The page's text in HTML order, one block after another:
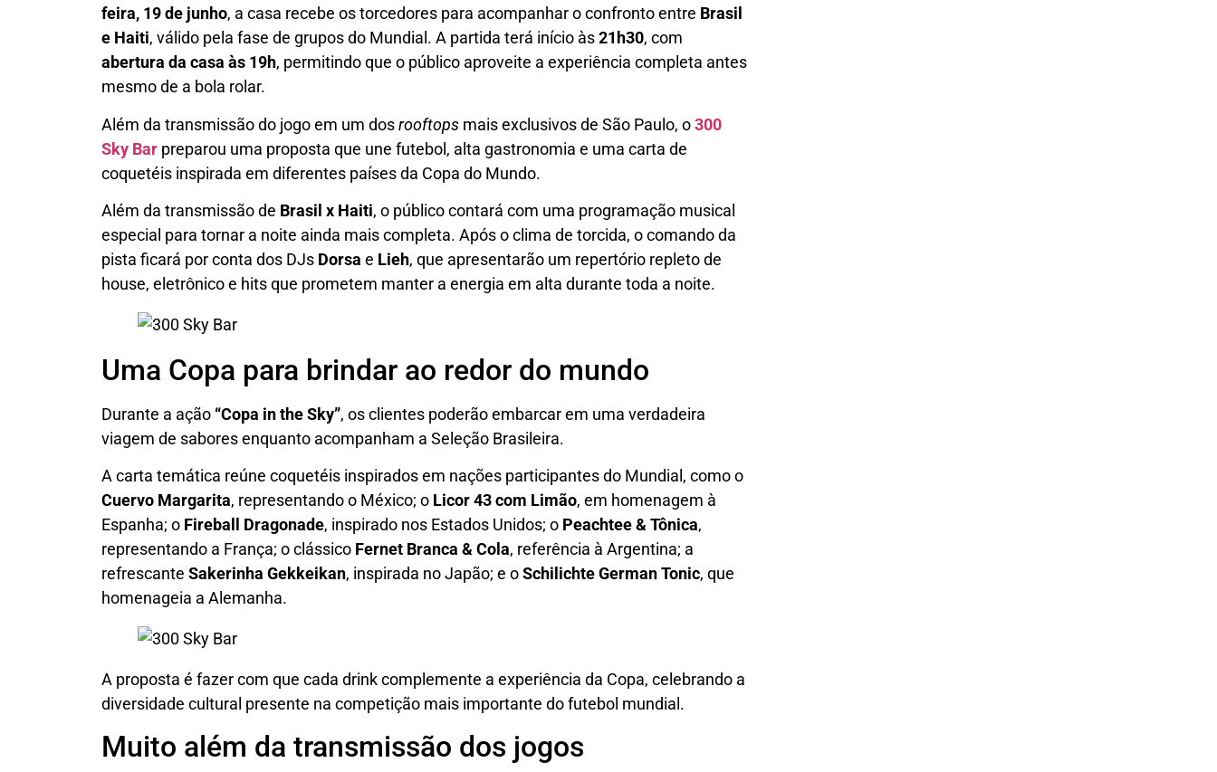
feira, 19 de junho, a casa recebe os torcedores para acompanhar o confronto entre Brasil
e Haiti, válido pela fase de grupos do Mundial. A partida terá início às21h30, com
abertura da casa às 19h, permitindo que o público aproveite a experiência completa antes
mesmo de a bola rolar.
Além da transmissão do jogo em um dosrooftops mais exclusivos de São Paulo, o300
Sky Bar preparou uma proposta que une futebol, alta gastronomia e uma carta de
coquetéis inspirada em diferentes países da Copa do Mundo.
Além da transmissão de Brasil x Haiti, o público contará com uma programação musical
especial para tornar a noite ainda mais completa. Após o clima de torcida, o comando da
pista ficará por conta dos DJs Dorsa e Lieh, que apresentarão um repertório repleto de
house, eletrônico e hits que prometem manter a energia em alta durante toda a noite.
Uma Copa para brindar ao redor do mundo
Durante a ação “Copa in the Sky”, os clientes poderão embarcar em uma verdadeira
viagem de sabores enquanto acompanham a Seleção Brasileira.
A carta temática reúne coquetéis inspirados em nações participantes do Mundial, como o
Cuervo Margarita, representando o México; o Licor 43 com Limão, em homenagem à
Espanha; o Fireball Dragonade, inspirado nos Estados Unidos; o Peachtee & Tônica,
representando a França; o clássico Fernet Branca & Cola, referência à Argentina; a
refrescante Sakerinha Gekkeikan, inspirada no Japão; e oSchilichte German Tonic, que
homenageia a Alemanha.
A proposta é fazer com que cada drink complemente a experiência da Copa, celebrando a
diversidade cultural presente na competição mais importante do futebol mundial.
Muito além da transmissão dos jogos